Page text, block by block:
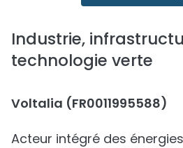
Industrie,
technologie verte
Voltalia (FR0011995588)
Acteur intégré des